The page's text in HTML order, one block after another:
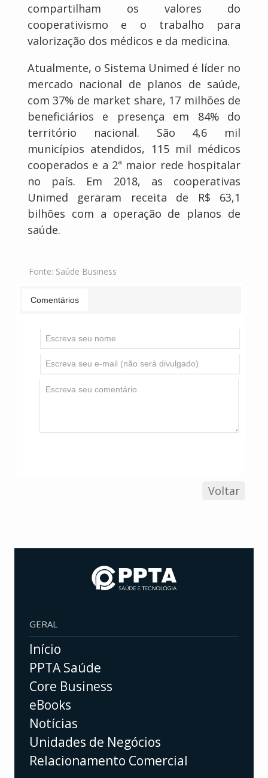
compartilham os valores do
cooperativismo e o trabalho para
valorização dos médicos e da medicina.
Atualmente, o Sistema Unimed é líder no
mercado nacional de planos de saúde,
com 37% de market share, 17 milhões de
beneficiários e presença em 84% do
território nacional. São 4,6 mil
municípios atendidos, 115 mil médicos
cooperados e a 2ª maior rede hospitalar
no país. Em 2018, as cooperativas
Unimed geraram receita de R$ 63,1
bilhões com a operação de planos de
saúde.
Fonte: Saúde Business
Comentários
Voltar
GERAL
Início
PPTA Saúde
Core Business
eBooks
Notícias
Unidades de Negócios
Relacionamento Comercial